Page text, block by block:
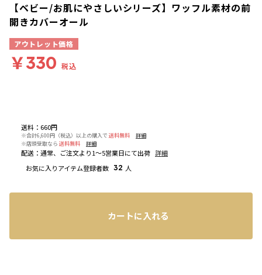
送料 ： 660円
※合計6,600円（税込）以上の購入で 送料無料
詳細
※店頭受取なら 送料無料 詳細
配送 ： 通常、ご注文より1～5営業日にて出荷 詳細
お気に入りアイテム登録者数 32 人
【ベビー/お肌にやさしいシリーズ】ワッフル素材の前
開きカバーオール
アウトレット価格
￥330 税込
カートに入れる